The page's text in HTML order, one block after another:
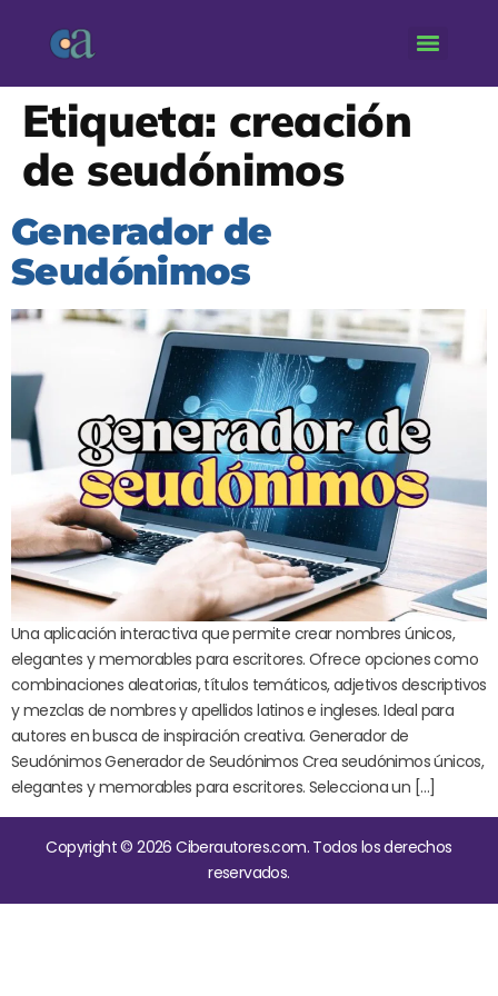
Etiqueta: creación
de seudónimos
Generador de
Seudónimos
Una aplicación interactiva que permite crear nombres únicos,
elegantes y memorables para escritores. Ofrece opciones como
combinaciones aleatorias, títulos temáticos, adjetivos descriptivos
y mezclas de nombres y apellidos latinos e ingleses. Ideal para
autores en busca de inspiración creativa. Generador de
Seudónimos Generador de Seudónimos Crea seudónimos únicos,
elegantes y memorables para escritores. Selecciona un […]
Copyright © 2026 Ciberautores.com. Todos los derechos
reservados.